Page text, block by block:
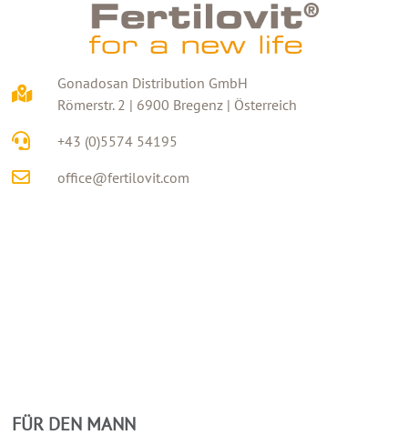
Gonadosan Distribution GmbH
Römerstr. 2 | 6900 Bregenz | Österreich
+43 (0)5574 54195
office@fertilovit.com
FÜR DEN MANN